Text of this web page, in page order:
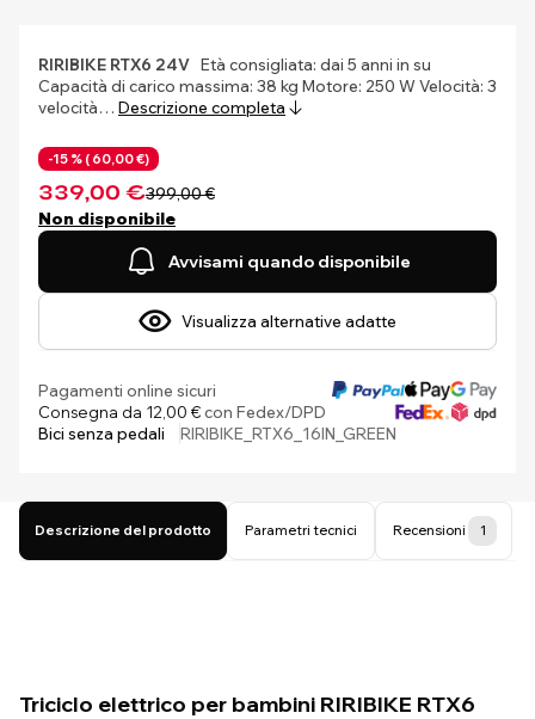
RIRIBIKE RTX6 24V Età consigliata: dai 5 anni in su
Capacità di carico massima: 38 kg Motore: 250 W Velocità: 3
velocità… Descrizione completa
-15 % ( 60,00 €)
339,00 €399,00 €
Non disponibile
Avvisami quando disponibile
Visualizza alternative adatte
Pagamenti online sicuri
Consegna da 12,00 €con Fedex/DPD
Bici senza pedali
RIRIBIKE_RTX6_16IN_GREEN
Descrizione del prodotto Parametri tecnici Recensioni 1
Triciclo elettrico per bambini RIRIBIKE RTX6